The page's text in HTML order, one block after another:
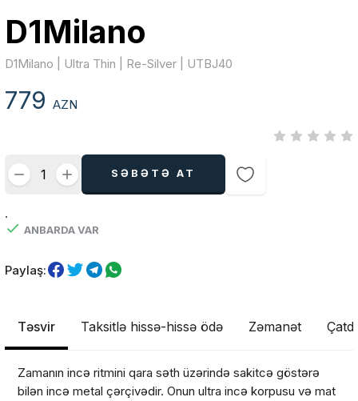
D1Milano
D1Milano | Ultra Thin | Re-Silver | UTBJ40
779AZN
SƏBƏTƏ AT
.
ANBARDA VAR
Paylaş:
Təsvir Taksitlə hissə-hissə ödə Zəmanət
Zamanın incə ritmini qara səth üzərində sakitcə göstərə
bilən incə metal çərçivədir. Onun ultra incə korpusu və mat